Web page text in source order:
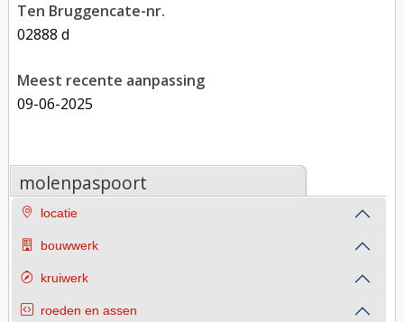
Ten Bruggencate-nr.
02888 d
Meest recente aanpassing
09-06-2025
molenpaspoort
locatie
bouwwerk
kruiwerk
roeden en assen